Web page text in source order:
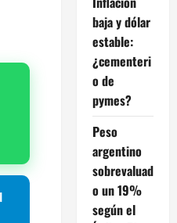
baja y dólar
estable:
¿cementeri
o de
pymes?
Peso
argentino
sobrevaluad
o un 19%
según el